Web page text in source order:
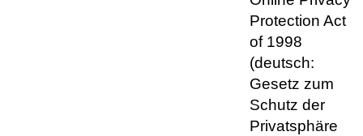
Protection Act
of 1998
(deutsch:
Gesetz zum
Schutz der
Privatsphäre